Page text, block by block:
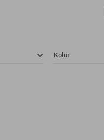
Kolor